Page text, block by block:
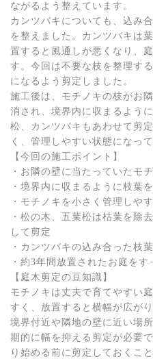
ながるよう整えています。
カンツバキについても、込み
を整えました。カンツバキは
置すると風通しが悪くなり、
す。今回は不要な枝を整理す
になるよう剪定しました。
施工後は、モチノキの枝がお
消され、境界内に収まるよう
松、カンツバキもあわせて剪
く、管理しやすい状態になって
【今回の施工ポイント】
・お隣の壁に当たっていたモ
・境界内に収まるように枝葉
・モチノキを小さく管理しや
・松の木、五葉松は枯葉を除
して剪定
・カンツバキの込み合った枝
・約3年間放置されたお庭をす
【庭木剪定の豆知識】
モチノキは丈夫で育てやすい
すく、放置すると横幅が広が
境界付近や隣地の壁に近い場
期的に幅を抑える剪定が必要
り始める前に剪定しておくこ